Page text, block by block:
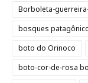
Borboleta-
bosques
boto do Orinoco
boto-cor-de-rosa